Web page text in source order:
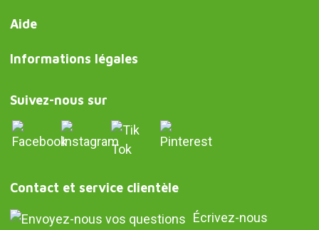
Aide
Informations légales
Suivez-nous sur
Contact et service clientèle
Écrivez-nous